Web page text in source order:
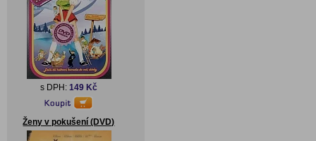
s DPH: 149 Kč
Ženy v pokušení (DVD)